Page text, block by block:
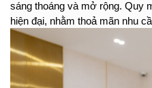
sáng thoáng và mở rộng. Quy
hiện đại, nhằm thoả mãn nhu